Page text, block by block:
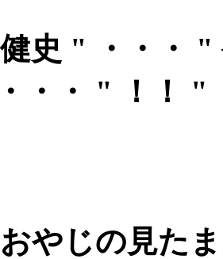
健史 " ・・・
・・ " ！！ "
おやじの見た